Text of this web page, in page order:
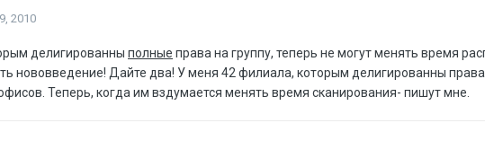
2010
делигированны полные права на группу, теперь не могут менять время
нововведение! Дайте два! У меня 42 филиала, которым делигированны
Теперь, когда им вздумается менять время сканирования- пишут мне.